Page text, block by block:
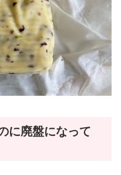
に廃盤になって